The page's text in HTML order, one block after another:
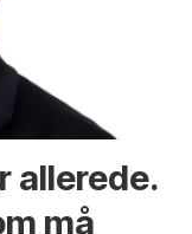
allerede.
må